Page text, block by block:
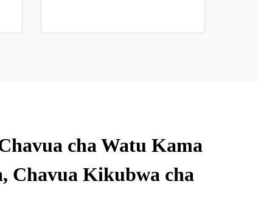
cha Watu Kama
Chavua Kikubwa cha